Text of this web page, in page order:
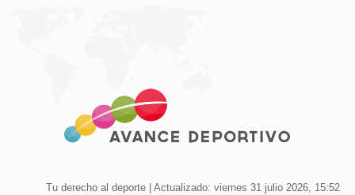
Tu derecho al deporte | Actualizado: viernes 31 julio 2026, 15:52